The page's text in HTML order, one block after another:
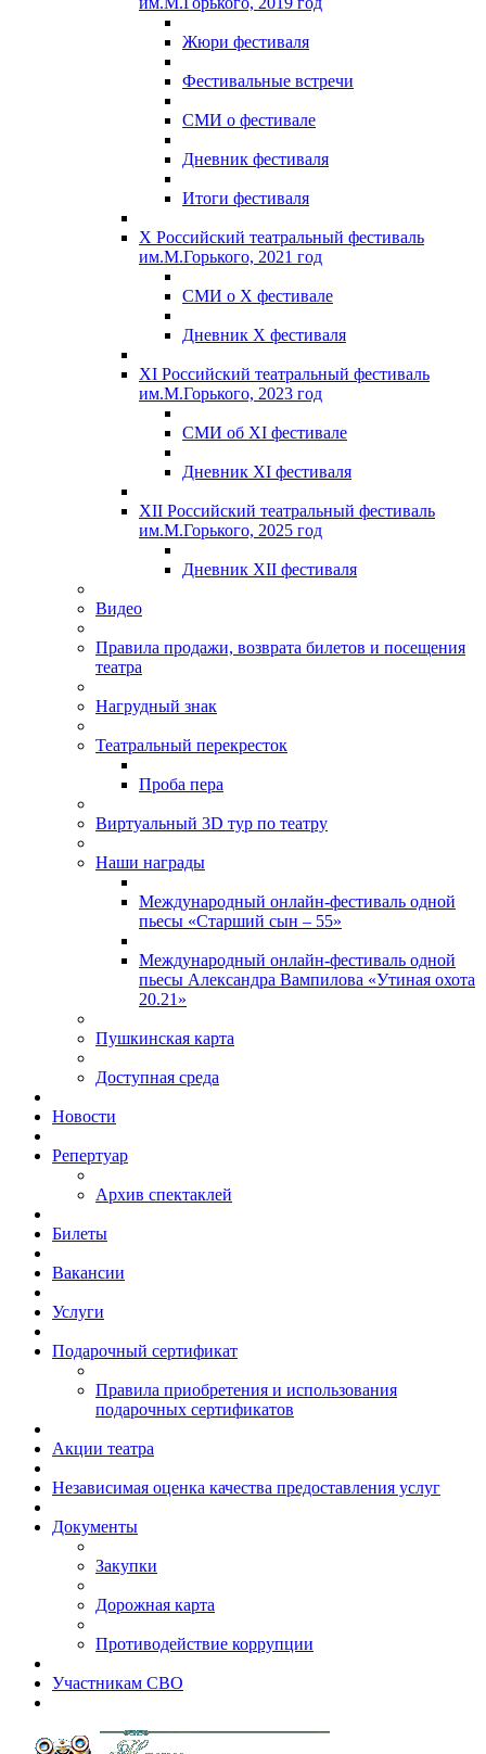
Жюри фестиваля
Фестивальные встречи
СМИ о фестивале
Дневник фестиваля
Итоги фестиваля
X Российский театральный фестиваль
им.М.Горького, 2021 год
СМИ о X фестивале
Дневник X фестиваля
XI Российский театральный фестиваль
им.М.Горького, 2023 год
СМИ об XI фестивале
Дневник XI фестиваля
XII Российский театральный фестиваль
им.М.Горького, 2025 год
Дневник XII фестиваля
Видео
Правила продажи, возврата билетов и посещения
театра
Нагрудный знак
Театральный перекресток
Проба пера
Виртуальный 3D тур по театру
Наши награды
Международный онлайн-фестиваль одной
пьесы «Старший сын – 55»
Международный онлайн-фестиваль одной
пьесы Александра Вампилова «Утиная охота
20.21»
Пушкинская карта
Доступная среда
Новости
Репертуар
Архив спектаклей
Билеты
Вакансии
Услуги
Подарочный сертификат
Правила приобретения и использования
подарочных сертификатов
Акции театра
Независимая оценка качества предоставления услуг
Документы
Закупки
Дорожная карта
Противодействие коррупции
Участникам СВО